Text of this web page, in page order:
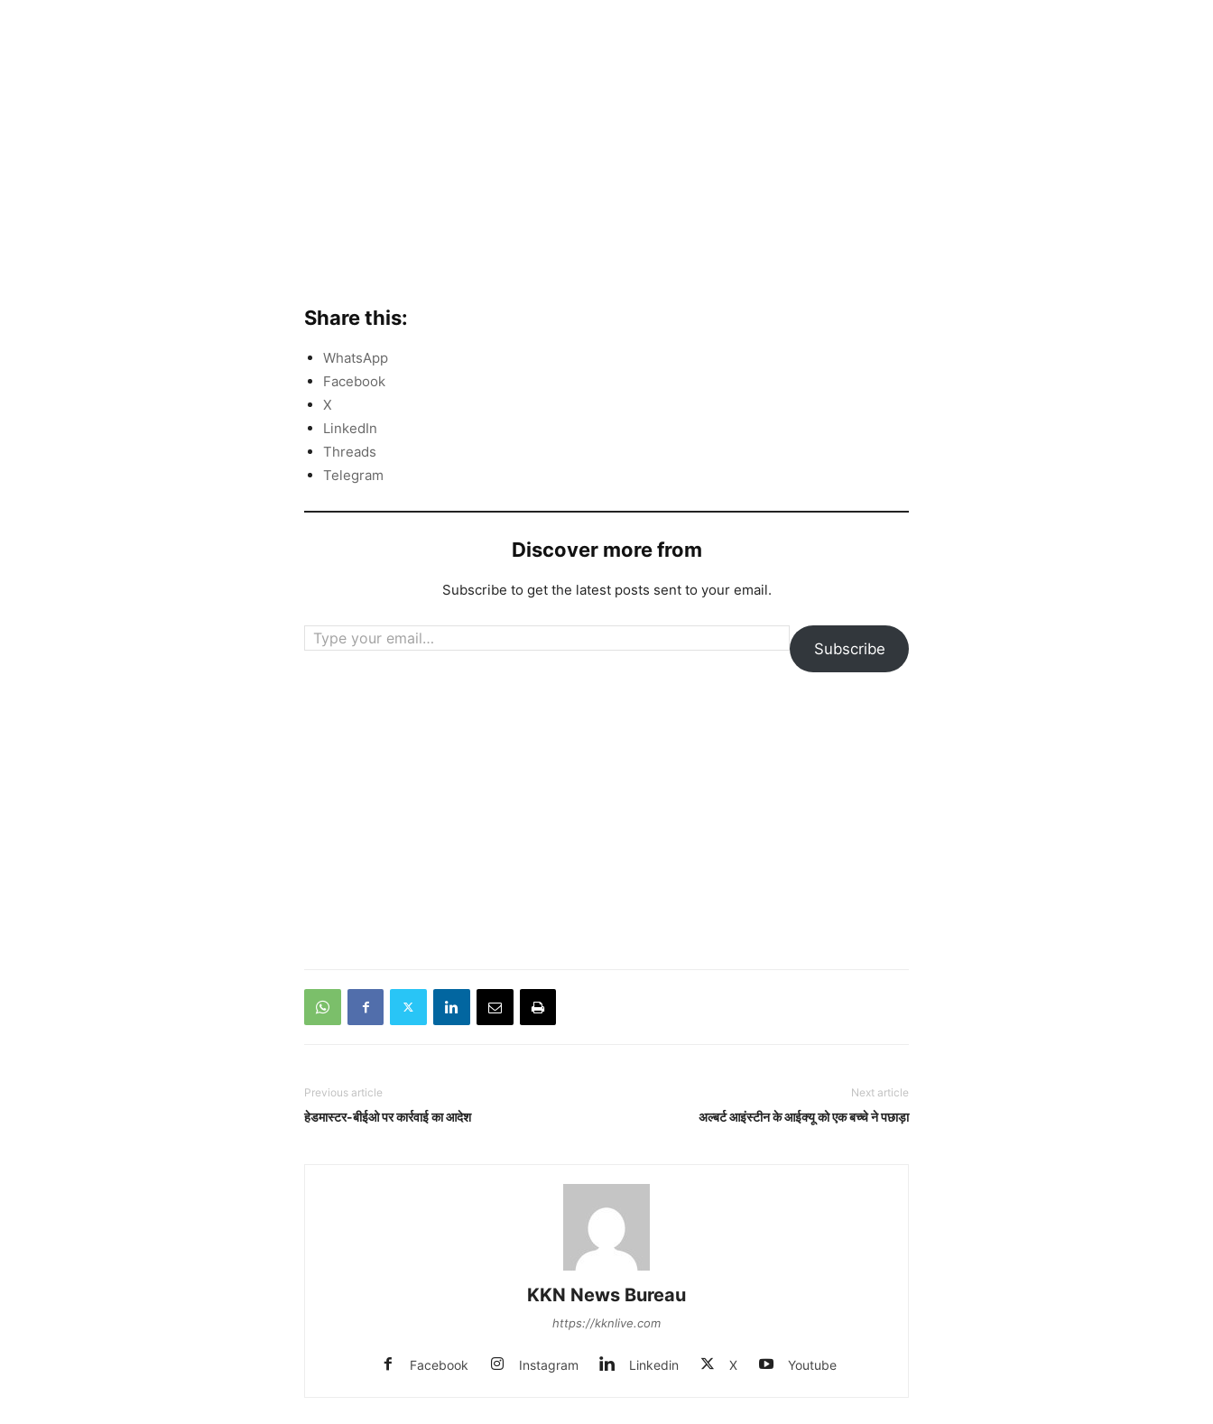
Share this:
WhatsApp
Facebook
X
LinkedIn
Threads
Telegram
Discover more from
Subscribe to get the latest posts sent to your email.
Type your email…
Subscribe
Previous article
हेडमास्टर-बीईओ पर कार्रवाई का आदेश
Next article
अल्बर्ट आइंस्टीन के आईक्यू को एक बच्चे ने पछाड़ा
KKN News Bureau
https://kknlive.com
Facebook Instagram Linkedin X Youtube